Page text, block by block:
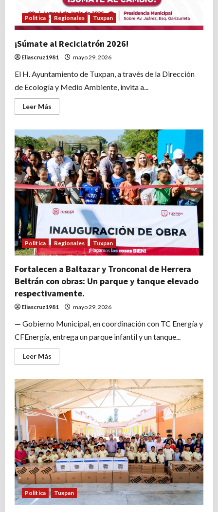
Politica Regionales Tuxpan
¡Súmate al Reciclatrón 2026!
Eliascruz1981 mayo 29, 2026
El H. Ayuntamiento de Tuxpan, a través de la Dirección
de Ecología y Medio Ambiente, invita a...
Leer Más
más
¡Súmate
al
Reciclatrón
2026!
Politica Regionales Tuxpan
Fortalecen a Baltazar y Tronconal de Herrera
Beltrán con obras: Un parque y tanque elevado
respectivamente.
Eliascruz1981 mayo 29, 2026
— Gobierno Municipal, en coordinación con TC Energía y
CFEnergía, entrega un parque infantil y un tanque...
Leer Más
más
Fortalecen
a
Baltazar
y
Tronconal
de
Herrera
Beltrán
con
obras:
Un
parque
y
tanque
elevado
respectivamente.
Politica Tuxpan